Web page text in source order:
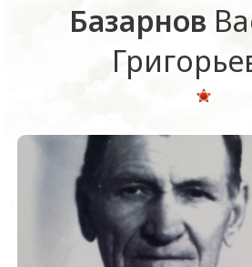
Базарнов